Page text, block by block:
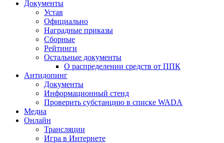
Документы
Устав
Официально
Наградные приказы
Сборные
Рейтинги
Остальные документы
О распределении средств от ППК
Антидопинг
Документы
Информационный стенд
Проверить субстанцию в списке WADA
Медиа
Онлайн
Трансляции
Игра в Интернете